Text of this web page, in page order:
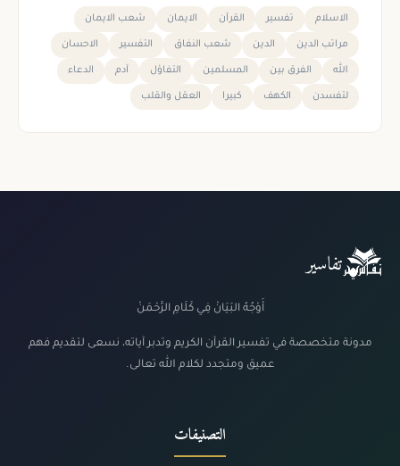
الاسلام تفسير القرآن الايمان شعب الايمان
مراتب الدين الدين شعب النفاق التفسير الاحسان
الله الفرق بين المسلمين التفاؤل آدم الدعاء
لتفسدن الكهف كبيرا العقل والقلب
تفاسير
أَوْجُهُ البَيَانْ فِي كَلَامِ الرَّحْمَنْ
مدونة متخصصة في تفسير القرآن الكريم وتدبر آياته، نسعى لتقديم فهم
عميق ومتجدد لكلام الله تعالى.
التصنيفات